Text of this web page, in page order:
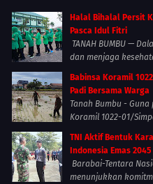
Halal Bihalal Persit
Pasca Idul Fitri
TANAH BUMBU —
dan menjaga
Babinsa Koramil
Padi Bersama Warga
Tanah Bumbu -
Koramil 1022-01/
TNI Aktif Bentuk
Indonesia Emas 2045
Barabai-Tentara
menunjukkan